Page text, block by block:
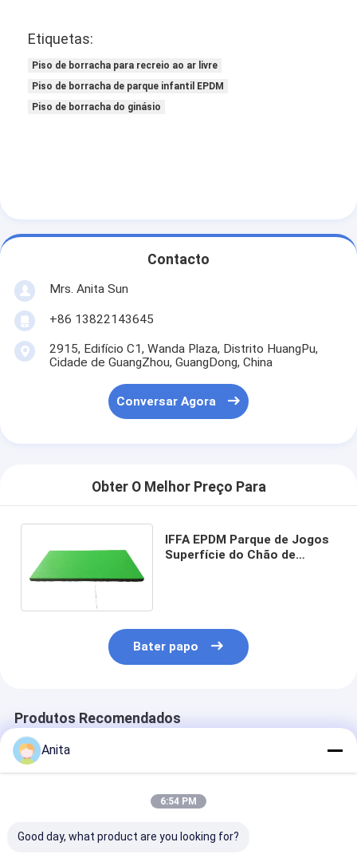
Etiquetas:
Piso de borracha para recreio ao ar livre
Piso de borracha de parque infantil EPDM
Piso de borracha do ginásio
Contacto
Mrs. Anita Sun
+86 13822143645
2915, Edifício C1, Wanda Plaza, Distrito HuangPu,
Cidade de GuangZhou, GuangDong, China
Conversar Agora
Obter O Melhor Preço Para
IFFA EPDM Parque de Jogos
Superfície do Chão de
Bater papo
Produtos Recomendados
Anita
6:54 PM
Good day, what product are you looking for?